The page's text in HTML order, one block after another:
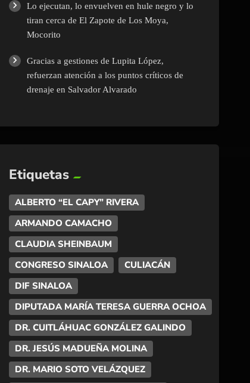
Lo ejecutan, lo envuelven en hule negro y lo
tiran cerca de El Zapote de Los Moya,
Mocorito
Gracias a gestiones de Lupita López,
refuerzan atención a los puntos críticos de
drenaje en Salvador Alvarado
Etiquetas
ALBERTO “EL CAPY” RIVERA
ARMANDO CAMACHO
CLAUDIA SHEINBAUM
CONGRESO SINALOA
CULIACÁN
DIF SINALOA
DIPUTADA MARÍA TERESA GUERRA OCHOA
DR. CUITLÁHUAC GONZÁLEZ GALINDO
DR. JESÚS MADUEÑA MOLINA
DR. MARIO SOTO VELÁZQUEZ